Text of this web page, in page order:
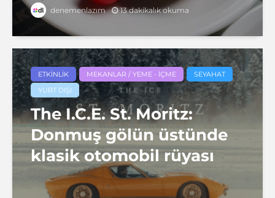
denemenlazım 13 dakikalık okuma
ETKINLIK MEKANLAR / YEME - İÇME
SEYAHAT
YURT DIŞI
The I.C.E. St. Moritz:
Donmuş gölün üstünde
klasik otomobil rüyası